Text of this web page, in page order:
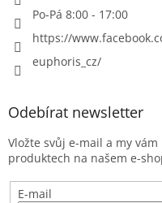
Po-Pá 8:00 - 17:00
https://
euphoris_cz/
Odebírat newsletter
Vložte svůj e-mail a my
produktech na našem e-
E-mail